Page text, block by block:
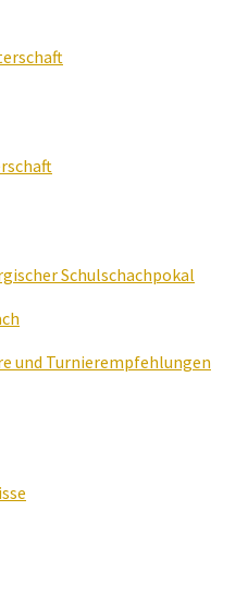
Schulschachpokal
und Turnierempfehlungen